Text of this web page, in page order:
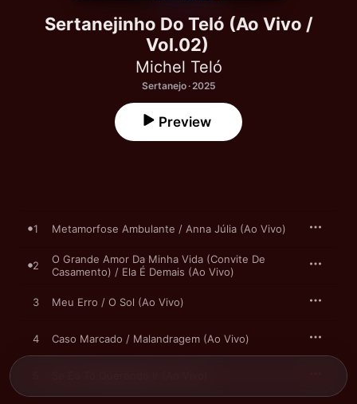
Sertanejinho Do Teló (Ao Vivo /
Vol.02)
Michel Teló
Sertanejo · 2025
Preview
1 Metamorfose Ambulante / Anna Júlia (Ao Vivo)
2
O Grande Amor Da Minha Vida (Convite De
Casamento) / Ela É Demais (Ao Vivo)
3 Meu Erro / O Sol (Ao Vivo)
4 Caso Marcado / Malandragem (Ao Vivo)